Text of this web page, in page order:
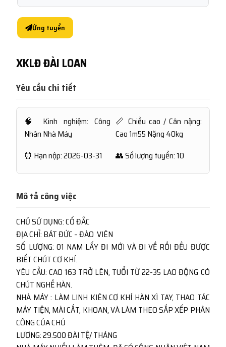
Ứng tuyển
XKLĐ ĐÀI LOAN
Yêu cầu chi tiết
🧠 Kinh nghiệm: Công
Nhân Nhà Máy
📏 Chiều cao / Cân nặng:
Cao 1m55 Nặng 40kg
⏰ Hạn nộp: 2026-03-31
👥 Số lượng tuyển: 10
Mô tả công việc
CHỦ SỬ DỤNG: CỐ ĐẮC
ĐỊA CHỈ: BÁT ĐỨC – ĐÀO VIÊN
SỐ LƯỢNG: 01 NAM LẤY ĐI MỚI VÀ ĐI VỀ RỒI ĐỀU ĐƯỢC
BIẾT CHÚT CƠ KHÍ.
YÊU CẦU: CAO 163 TRỞ LÊN, TUỔI TỪ 22-35 LAO ĐỘNG CÓ
CHÚT NGHỀ HÀN.
NHÀ MÁY : LÀM LINH KIÊN CƠ KHÍ HÀN XÌ TAY, THAO TÁC
MÁY TIỆN, MÀI CẮT, KHOAN, VÀ LÀM THEO SẮP XẾP PHÂN
CÔNG CỦA CHỦ
LƯƠNG: 29.500 ĐÀI TỆ/ THÁNG